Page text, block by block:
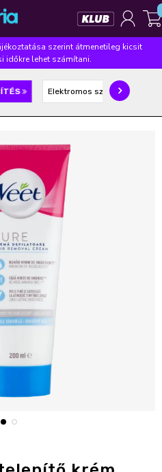
Mosás Mosogatás
Háztartás
Violeta Coccolino
finish pampers
szerint átmenetileg kicsit
lehet számítani.
Elektromos szőrtelenítés